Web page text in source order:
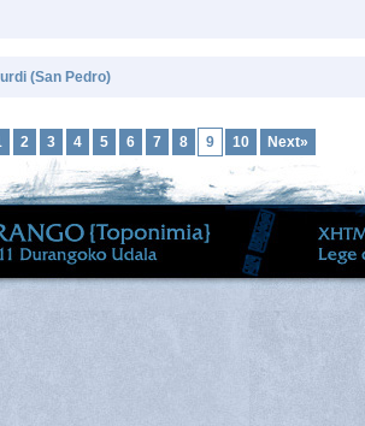
(San Pedro)
2 3 4 5 6 7 8 9 10 Next»